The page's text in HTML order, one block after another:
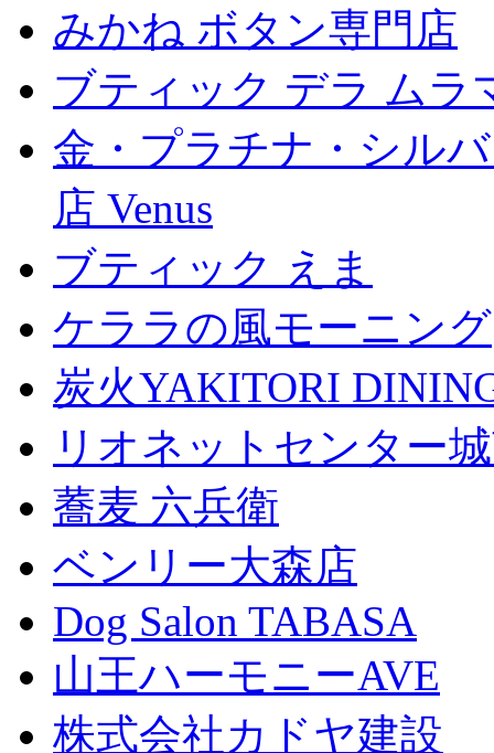
みかね ボタン専門店
ブティック デラ ムラ
金・プラチナ・シル
店 Venus
ブティック えま
ケララの風モーニング
炭火YAKITORI
リオネットセンター
蕎麦 六兵衛
ベンリー大森店
Dog Salon TABASA
山王ハーモニーAVE
株式会社カドヤ建設